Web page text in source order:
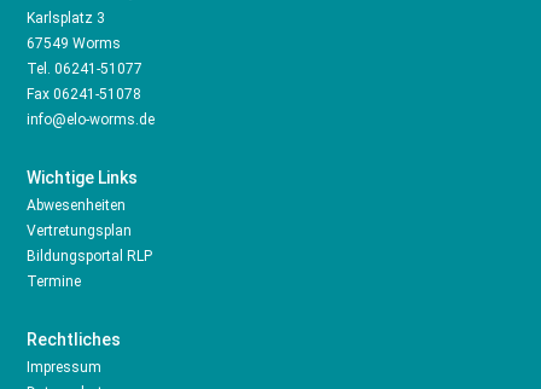
Karlsplatz 3
67549 Worms
Tel.06241-51077
Fax 06241-51078
info@elo-worms.de
Wichtige Links
Abwesenheiten
Vertretungsplan
Bildungsportal RLP
Termine
Rechtliches
Impressum